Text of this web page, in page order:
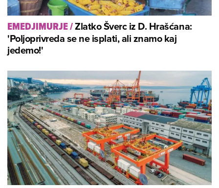
EMEDJIMURJE/Zlatko Šverc iz D. Hrašćana:
'Poljoprivreda se ne isplati, ali znamo kaj
jedemo!'